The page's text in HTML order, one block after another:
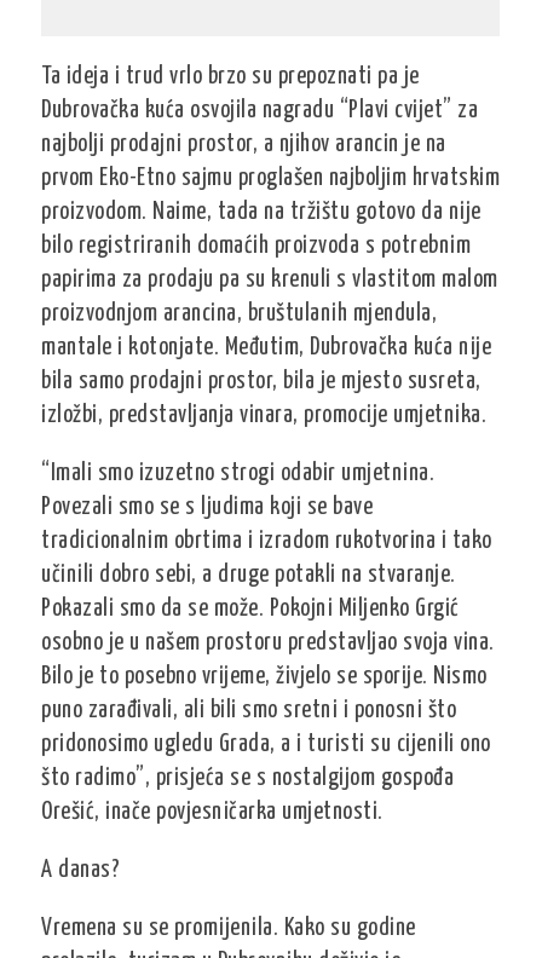
Ta ideja i trud vrlo brzo su prepoznati pa je
Dubrovačka kuća osvojila nagradu “Plavi cvijet” za
najbolji prodajni prostor, a njihov arancin je na
prvom Eko-Etno sajmu proglašen najboljim hrvatskim
proizvodom. Naime, tada na tržištu gotovo da nije
bilo registriranih domaćih proizvoda s potrebnim
papirima za prodaju pa su krenuli s vlastitom malom
proizvodnjom arancina, bruštulanih mjendula,
mantale i kotonjate. Međutim, Dubrovačka kuća nije
bila samo prodajni prostor, bila je mjesto susreta,
izložbi, predstavljanja vinara, promocije umjetnika.
“Imali smo izuzetno strogi odabir umjetnina.
Povezali smo se s ljudima koji se bave
tradicionalnim obrtima i izradom rukotvorina i tako
učinili dobro sebi, a druge potakli na stvaranje.
Pokazali smo da se može. Pokojni Miljenko Grgić
osobno je u našem prostoru predstavljao svoja vina.
Bilo je to posebno vrijeme, živjelo se sporije. Nismo
puno zarađivali, ali bili smo sretni i ponosni što
pridonosimo ugledu Grada, a i turisti su cijenili ono
što radimo”, prisjeća se s nostalgijom gospođa
Orešić, inače povjesničarka umjetnosti.
A danas?
Vremena su se promijenila. Kako su godine